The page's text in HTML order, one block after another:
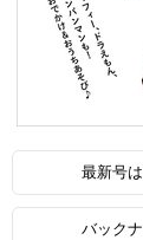
最新号
バック